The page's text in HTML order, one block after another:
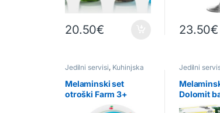
20.50€ 23.50€
Jedilni servisi, Kuhinjska
Otroški servis
Melaminski set
otroški Farm 3+
Jedilni
Dolomit
delni